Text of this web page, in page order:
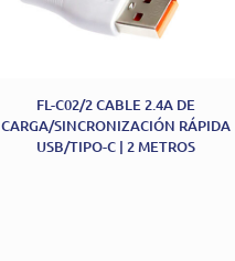
FL-C02/2 CABLE 2.4A DE
CARGA/SINCRONIZACIÓN RÁPIDA
USB/TIPO-C | 2 METROS